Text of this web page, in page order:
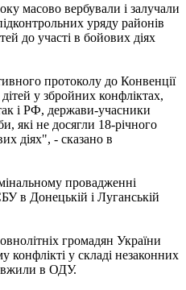
масово вербували і залучали
уряду районів
до участі в бойових діях
протоколу до Конвенції
у збройних конфліктах,
і РФ, держави-учасники
які не досягли 18-річного
діях", - сказано в
провадженні
в Донецькій і Луганській
громадян України
конфлікті у складі незаконних
в ОДУ.